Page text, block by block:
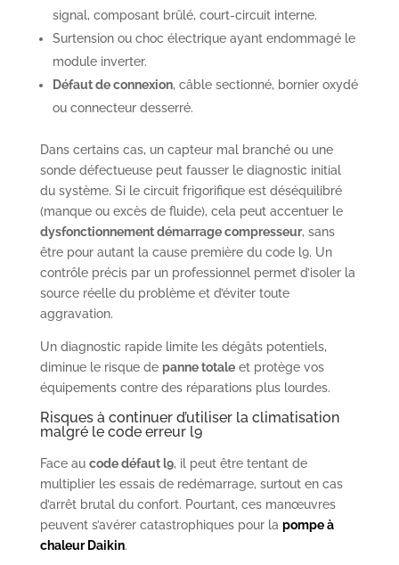
signal, composant brûlé, court-circuit interne.
Surtension ou choc électrique ayant endommagé le
module inverter.
Défaut de connexion, câble sectionné, bornier oxydé
ou connecteur desserré.
Dans certains cas, un capteur mal branché ou une
sonde défectueuse peut fausser le diagnostic initial
du système. Si le circuit frigorifique est déséquilibré
(manque ou excès de fluide), cela peut accentuer le
dysfonctionnement démarrage compresseur, sans
être pour autant la cause première du code l9. Un
contrôle précis par un professionnel permet d’isoler la
source réelle du problème et d’éviter toute
aggravation.
Un diagnostic rapide limite les dégâts potentiels,
diminue le risque de panne totaleet protège vos
équipements contre des réparations plus lourdes.
Risques à continuer d’utiliser la climatisation
malgré le code erreur l9
Face au code défaut l9, il peut être tentant de
multiplier les essais de redémarrage, surtout en cas
d’arrêt brutal du confort. Pourtant, ces manœuvres
peuvent s’avérer catastrophiques pour la pompe à
chaleur Daikin.